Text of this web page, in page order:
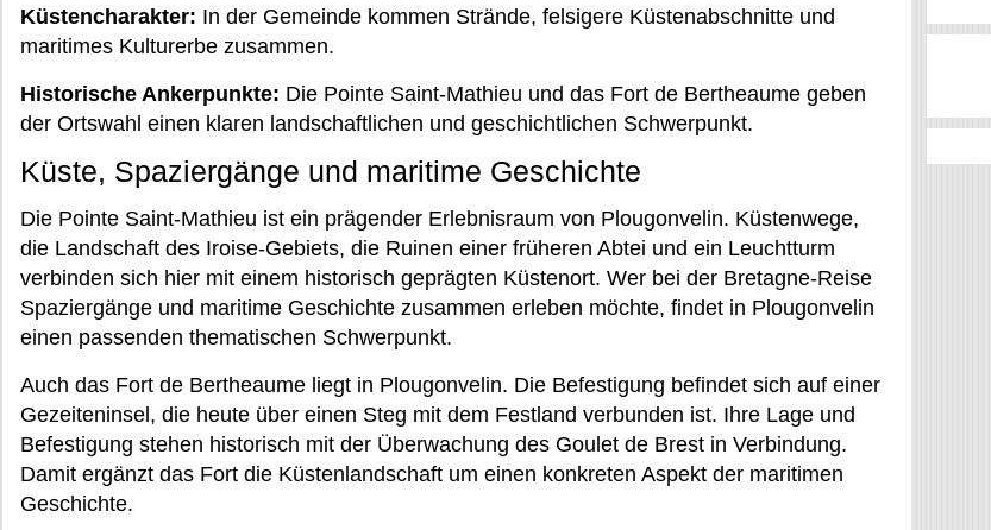
Küstencharakter: In der Gemeinde kommen Strände, felsigere Küstenabschnitte und
maritimes Kulturerbe zusammen.
Historische Ankerpunkte: Die Pointe Saint-Mathieu und das Fort de Bertheaume geben
der Ortswahl einen klaren landschaftlichen und geschichtlichen Schwerpunkt.
Küste, Spaziergänge und maritime Geschichte
Die Pointe Saint-Mathieu ist ein prägender Erlebnisraum von Plougonvelin. Küstenwege,
die Landschaft des Iroise-Gebiets, die Ruinen einer früheren Abtei und ein Leuchtturm
verbinden sich hier mit einem historisch geprägten Küstenort. Wer bei der Bretagne-Reise
Spaziergänge und maritime Geschichte zusammen erleben möchte, findet in Plougonvelin
einen passenden thematischen Schwerpunkt.
Auch das Fort de Bertheaume liegt in Plougonvelin. Die Befestigung befindet sich auf einer
Gezeiteninsel, die heute über einen Steg mit dem Festland verbunden ist. Ihre Lage und
Befestigung stehen historisch mit der Überwachung des Goulet de Brest in Verbindung.
Damit ergänzt das Fort die Küstenlandschaft um einen konkreten Aspekt der maritimen
Geschichte.